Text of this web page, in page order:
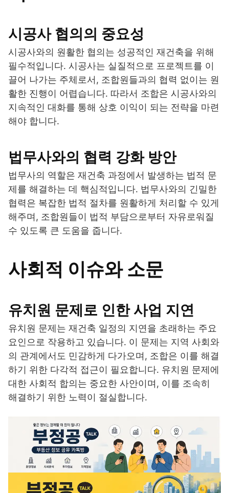
시공사 협의의 중요성
시공사와의 원활한 협의는 성공적인 재건축을 위해
필수적입니다. 시공사는 실질적으로 프로젝트를 이
끌어 나가는 주체로서, 조합원들과의 협력 없이는 원
활한 진행이 어렵습니다. 따라서 조합은 시공사와의
지속적인 대화를 통해 상호 이익이 되는 전략을 마련
해야 합니다.
법무사와의 협력 강화 방안
법무사의 역할은 재건축 과정에서 발생하는 법적 문
제를 해결하는 데 핵심적입니다. 법무사와의 긴밀한
협력은 복잡한 법적 절차를 원활하게 처리할 수 있게
해주며, 조합원들이 법적 부담으로부터 자유로워질
수 있도록 큰 도움을 줍니다.
사회적 이슈와 소문
유치원 문제로 인한 사업 지연
유치원 문제는 재건축 일정의 지연을 초래하는 주요
요인으로 작용하고 있습니다. 이 문제는 지역 사회와
의 관계에서도 민감하게 다가오며, 조합은 이를 해결
하기 위한 다각적 접근이 필요합니다. 유치원 문제에
대한 사회적 합의는 중요한 사안이며, 이를 조속히
해결하기 위한 노력이 절실합니다.